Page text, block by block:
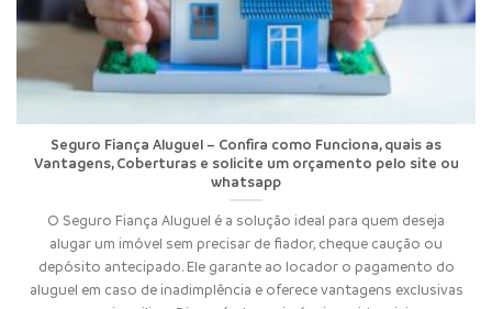
Seguro Fiança Aluguel – Confira como Funciona, quais as
Vantagens, Coberturas e solicite um orçamento pelo site ou
whatsapp
O Seguro Fiança Aluguel é a solução ideal para quem deseja
alugar um imóvel sem precisar de fiador, cheque caução ou
depósito antecipado. Ele garante ao locador o pagamento do
aluguel em caso de inadimplência e oferece vantagens exclusivas